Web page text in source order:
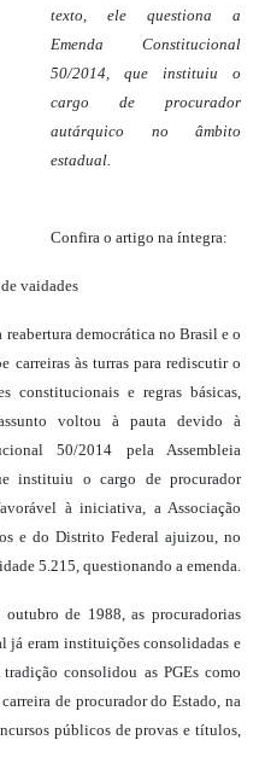
texto, ele questiona a
Emenda Constitucional
50/2014, que instituiu o
cargo de procurador
autárquico no âmbito
estadual.
Confira o artigo na íntegra:
vaidades
reabertura democrática no Brasil e o
carreiras às turras para rediscutir o
constitucionais e regras básicas,
voltou à pauta devido à
50/2014 pela Assembleia
instituiu o cargo de procurador
à iniciativa, a Associação
e do Distrito Federal ajuizou, no
5.215, questionando a emenda.
de 1988, as procuradorias
já eram instituições consolidadas e
consolidou as PGEs como
de procurador do Estado, na
públicos de provas e títulos,